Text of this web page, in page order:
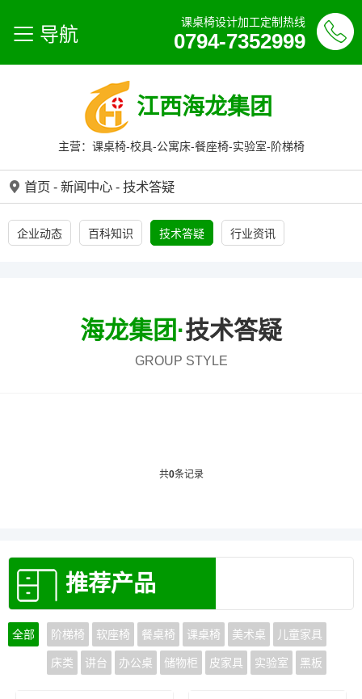
导航
课桌椅设计加工定制热线
0794-7352999
江西海龙集团
主营：课桌椅-校具-公寓床-餐座椅-实验室-阶梯椅
首页 - 新闻中心 - 技术答疑
企业动态 百科知识 技术答疑 行业资讯
海龙集团·技术答疑
GROUP STYLE
共0条记录
推荐产品
全部 阶梯椅 软座椅 餐桌椅 课桌椅 美术桌 儿童家具
床类 讲台 办公桌 储物柜 皮家具 实验室 黑板